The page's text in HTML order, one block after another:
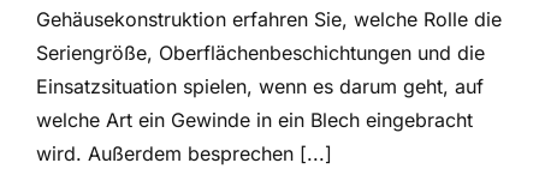
Gehäusekonstruktion erfahren Sie, welche Rolle die
Seriengröße, Oberflächenbeschichtungen und die
Einsatzsituation spielen, wenn es darum geht, auf
welche Art ein Gewinde in ein Blech eingebracht
wird. Außerdem besprechen [...]